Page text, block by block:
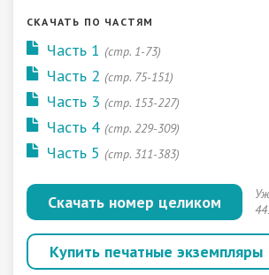
СКАЧАТЬ ПО ЧАСТЯМ
Часть 1 (стр. 1-73)
Часть 2 (стр. 75-151)
Часть 3 (стр. 153-227)
Часть 4 (стр. 229-309)
Часть 5 (стр. 311-383)
Скачать номер целиком
Купить печатные экземпляры